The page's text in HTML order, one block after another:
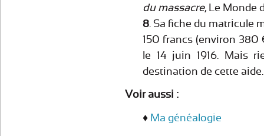
du massacre, Le Monde
8 . Sa fiche du matricule
150 francs (environ 380
le 14 juin 1916. Mais
destination de cette aide.
Voir aussi :
♦ Ma généalogie